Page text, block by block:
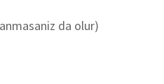
da olur)